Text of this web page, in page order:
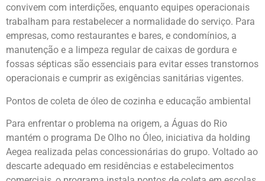
convivem com interdições, enquanto equipes operacionais
trabalham para restabelecer a normalidade do serviço. Para
empresas, como restaurantes e bares, e condomínios, a
manutenção e a limpeza regular de caixas de gordura e
fossas sépticas são essenciais para evitar esses transtornos
operacionais e cumprir as exigências sanitárias vigentes.
Pontos de coleta de óleo de cozinha e educação ambiental
Para enfrentar o problema na origem, a Águas do Rio
mantém o programa De Olho no Óleo, iniciativa da holding
Aegea realizada pelas concessionárias do grupo. Voltado ao
descarte adequado em residências e estabelecimentos